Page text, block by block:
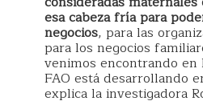
esa cabeza fría para
negocios, para las
para los negocios
venimos encontrando
FAO está desarrollando
explica la investigadora